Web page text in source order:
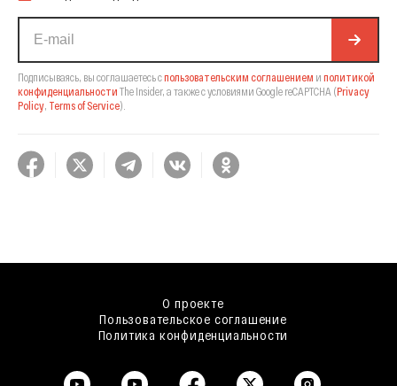
Подписываясь, вы соглашаетесь спользовательским соглашением и политикой
конфиденциальности The Insider, а также с условиями Google reCAPTCHA (Privacy
Policy, Terms of Service).
О проекте
Пользовательское соглашение
Политика конфиденциальности